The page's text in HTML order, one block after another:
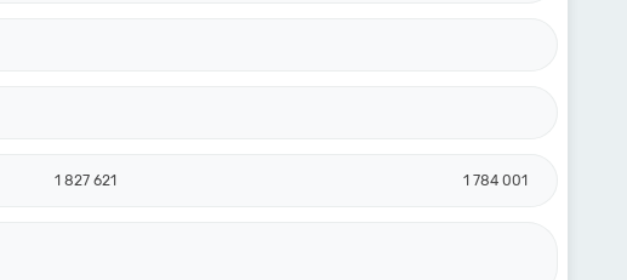
1 827 621 1 784 001